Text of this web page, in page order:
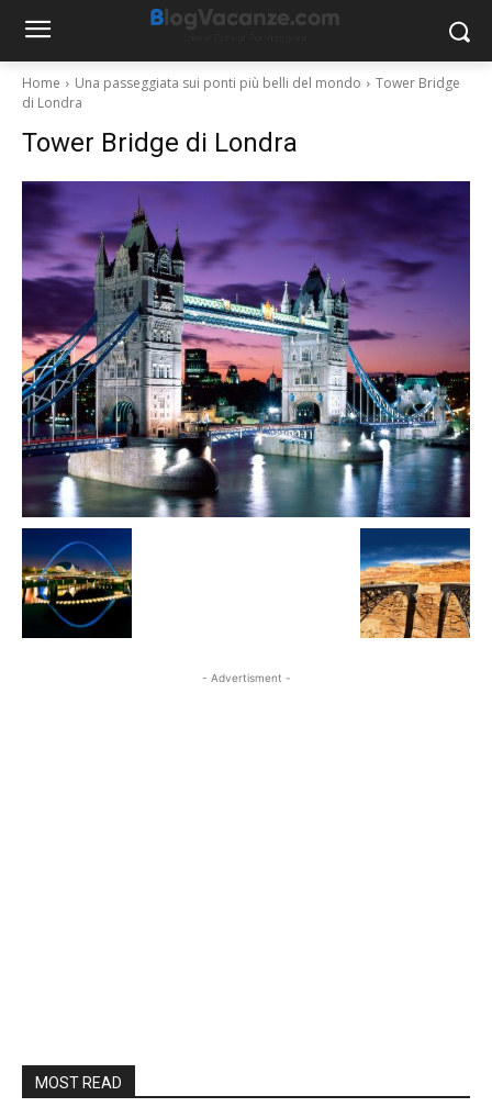
Home Una passeggiata sui ponti più belli del mondo
Tower Bridge
di Londra
Tower Bridge di Londra
- Advertisment -
MOST READ